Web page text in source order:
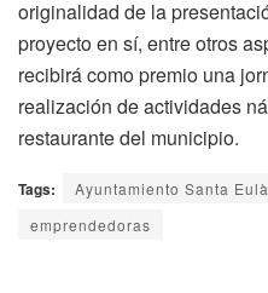
originalidad de la
proyecto en sí, entre otros
recibirá como premio una
realización de actividades
restaurante del municipio.
Tags: Ayuntamiento Santa
emprendedoras